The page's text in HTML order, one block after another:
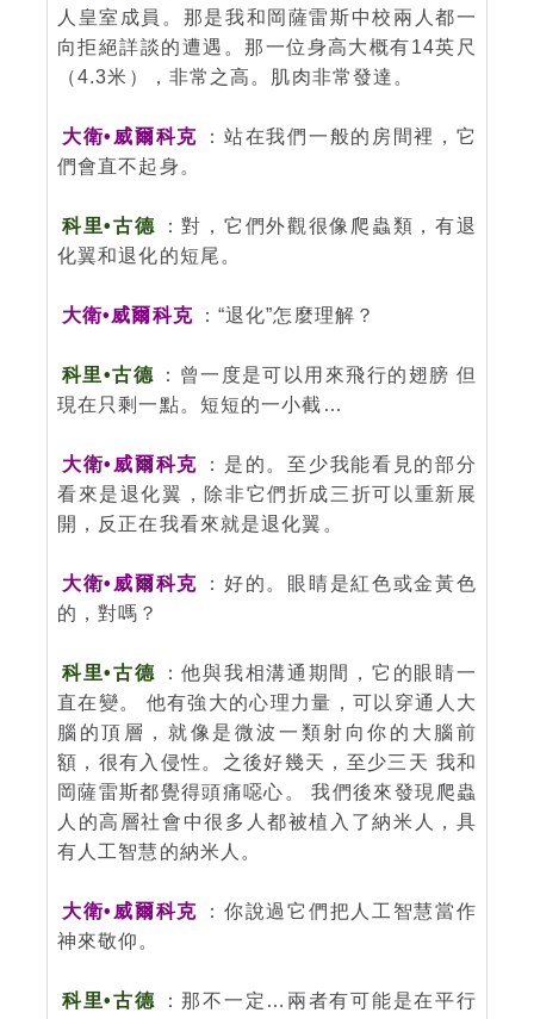
人皇室成員。那是我和岡薩雷斯中校兩人都一
向拒絕詳談的遭遇。那一位身高大概有14英尺
（4.3米），非常之高。肌肉非常發達。
大衛•威爾科克
：站在我們一般的房間裡，它
們會直不起身。
科里•古德
：對，它們外觀很像爬蟲類，有退
化翼和退化的短尾。
大衛•威爾科克 ：“退化”怎麼理解？
科里•古德
：曾一度是可以用來飛行的翅膀 但
現在只剩一點。短短的一小截…
大衛•威爾科克
：是的。至少我能看見的部分
看來是退化翼，除非它們折成三折可以重新展
開，反正在我看來就是退化翼。
大衛•威爾科克
：好的。眼睛是紅色或金黃色
的，對嗎？
科里•古德
：他與我相溝通期間，它的眼睛一
直在變。 他有強大的心理力量，可以穿通人大
腦的頂層，就像是微波一類射向你的大腦前
額，很有入侵性。之後好幾天，至少三天 我和
岡薩雷斯都覺得頭痛噁心。 我們後來發現爬蟲
人的高層社會中很多人都被植入了納米人，具
有人工智慧的納米人。
大衛•威爾科克
：你說過它們把人工智慧當作
神來敬仰。
科里•古德
：那不一定…兩者有可能是在平行